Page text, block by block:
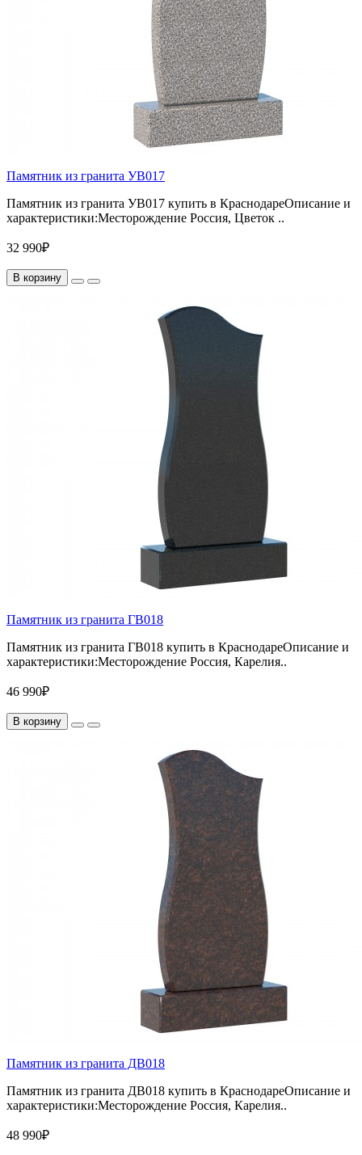
Памятник из гранита УВ017
Памятник из гранита УВ017 купить в КраснодареОписание и
характеристики:Месторождение Россия, Цветок ..
32 990₽
В корзину
Памятник из гранита ГВ018
Памятник из гранита ГВ018 купить в КраснодареОписание и
характеристики:Месторождение Россия, Карелия..
46 990₽
В корзину
Памятник из гранита ДВ018
Памятник из гранита ДВ018 купить в КраснодареОписание и
характеристики:Месторождение Россия, Карелия..
48 990₽